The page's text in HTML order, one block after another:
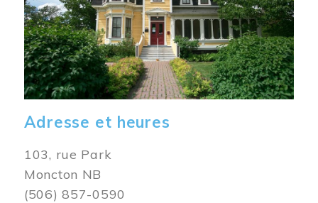
Adresse et heures
103, rue Park
Moncton NB
(506) 857-0590